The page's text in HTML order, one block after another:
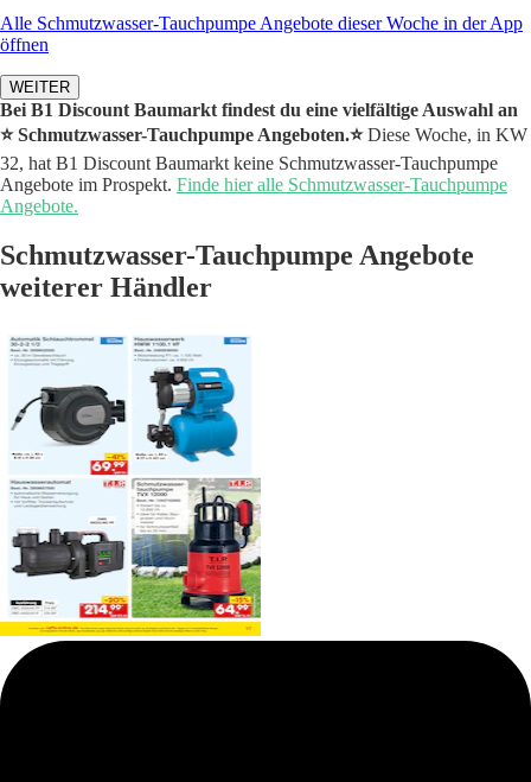
Alle Schmutzwasser-Tauchpumpe Angebote dieser Woche in der App
öffnen
WEITER
Bei B1 Discount Baumarkt findest du eine vielfältige Auswahl an
⭐️ Schmutzwasser-Tauchpumpe Angeboten.⭐️Diese Woche, in KW
32, hat B1 Discount Baumarkt keine Schmutzwasser-Tauchpumpe
Angebote im Prospekt. Finde hier alle Schmutzwasser-Tauchpumpe
Angebote.
Schmutzwasser-Tauchpumpe Angebote
weiterer Händler